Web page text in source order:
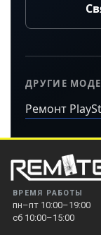
ДРУГИЕ
Ремонт
ВРЕМЯ РАБОТЫ
пн–пт 10:00–19:00
сб 10:00–15:00